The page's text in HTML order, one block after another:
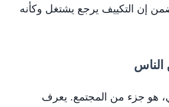
إن التكييف يرجع يشتغل وكأنه
هو جزء من المجتمع. يعرف